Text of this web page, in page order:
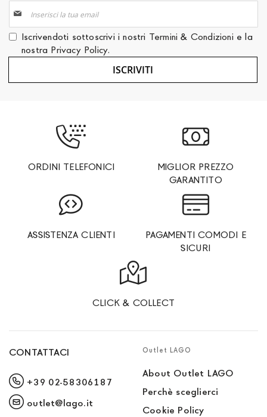
alla
nostra
Newsletter:
Iscrivendoti sottoscrivi i nostri Termini & Condizioni e la
nostra Privacy Policy.
ISCRIVITI
ORDINI TELEFONICI
MIGLIOR PREZZO
GARANTITO
ASSISTENZA CLIENTI
PAGAMENTI COMODI E
SICURI
CLICK & COLLECT
CONTATTACI
+39 02-58306187
outlet@lago.it
Outlet LAGO
About Outlet LAGO
Perchè sceglierci
Cookie Policy